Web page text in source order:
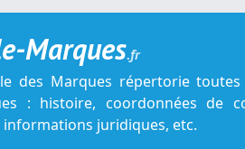
Marques.fr
des Marques répertorie
: histoire, coordonnées de
informations juridiques, etc.